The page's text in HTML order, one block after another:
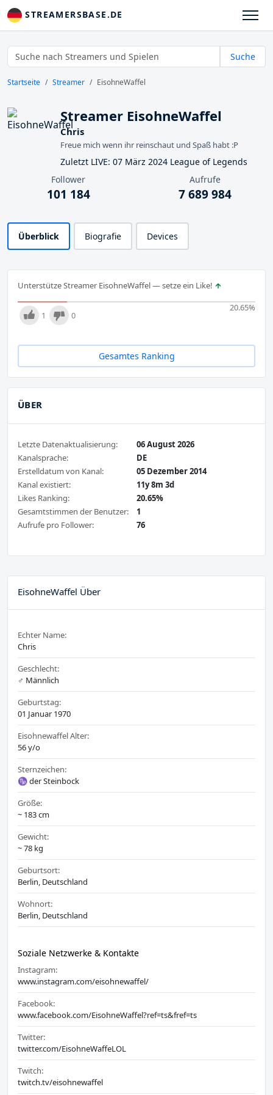
STREAMERSBASE.DE
Suche
Startseite Streamer EisohneWaffel
Streamer EisohneWaffel
Chris
Freue mich wenn ihr reinschaut und Spaß habt :P
Zuletzt LIVE: 07 März 2024 League of Legends
Follower
101 184
Aufrufe
7 689 984
Überblick Biografie Devices
Unterstütze Streamer EisohneWaffel — setze ein Like!
20.65%
1 0
Gesamtes Ranking
ÜBER
Letzte Datenaktualisierung:
06 August 2026
Kanalsprache:
DE
Erstelldatum von Kanal:
05 Dezember 2014
Kanal existiert:
11y 8m 3d
Likes Ranking:
20.65%
Gesamtstimmen der Benutzer:
1
Aufrufe pro Follower:
76
EisohneWaffel Über
Echter Name:
Chris
Geschlecht:
♂️ Männlich
Geburtstag:
01 Januar 1970
Eisohnewaffel Alter:
56 y/o
Sternzeichen:
♑ der Steinbock
Größe:
~ 183 cm
Gewicht:
~ 78 kg
Geburtsort:
Berlin, Deutschland
Wohnort:
Berlin, Deutschland
Soziale Netzwerke & Kontakte
Instagram:
www.instagram.com/eisohnewaffel/
Facebook:
www.facebook.com/EisohneWaffel?ref=ts&fref=ts
Twitter:
twitter.com/EisohneWaffeLOL
Twitch:
twitch.tv/eisohnewaffel